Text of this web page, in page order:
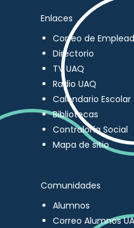
Enlaces
Correo de
Directorio
TV UAQ
Radio UAQ
Calendario Escolar
Bibliotecas
Contraloría Social
Mapa de sitio
Comunidades
Alumnos
Correo Alumnos